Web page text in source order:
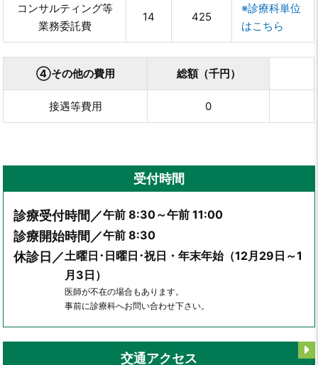
コンサルティング等
業務委託費
14 425
※診療科単位
はこちら
④その他の費用 総額（千円）
接遇等費用 0
受付時間
診療受付時間／午前 8:30～午前 11:00
診療開始時間／午前 8:30
休診日／土曜日･日曜日･祝日・年末年始（12月29日～1
月3日）
医師が不在の場合もあります。
事前に診療科へお問い合わせ下さい。
交通アクセス